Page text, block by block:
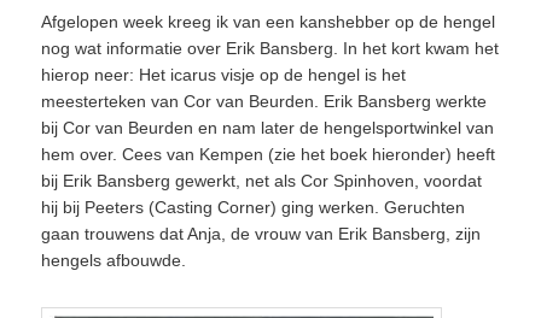
Afgelopen week kreeg ik van een kanshebber op de hengel
nog wat informatie over Erik Bansberg. In het kort kwam het
hierop neer: Het icarus visje op de hengel is het
meesterteken van Cor van Beurden. Erik Bansberg werkte
bij Cor van Beurden en nam later de hengelsportwinkel van
hem over. Cees van Kempen (zie het boek hieronder) heeft
bij Erik Bansberg gewerkt, net als Cor Spinhoven, voordat
hij bij Peeters (Casting Corner) ging werken. Geruchten
gaan trouwens dat Anja, de vrouw van Erik Bansberg, zijn
hengels afbouwde.